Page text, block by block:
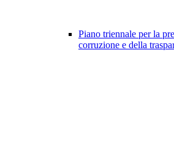
Piano triennale per la
corruzione e della